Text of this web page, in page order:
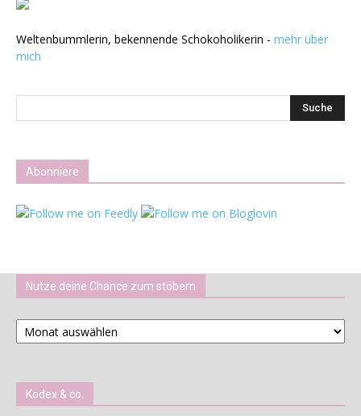
Weltenbummlerin, bekennende Schokoholikerin - mehr über
mich
Abonniere
Nutze deine Chance zum stöbern
Nutze
deine
stöbern
Kodex & co.